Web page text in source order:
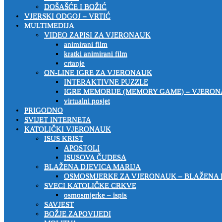
DOŠAŠĆE I BOŽIĆ
VJERSKI ODGOJ – VRTIĆ
MULTIMEDIJA
VIDEO ZAPISI ZA VJERONAUK
animirani film
kratki animirani film
crtanje
ON-LINE IGRE ZA VJERONAUK
INTERAKTIVNE PUZZLE
IGRE MEMORIJE (MEMORY GAME) –
virtualni posjet
PRIGODNO
SVIJET INTERNETA
KATOLIČKI VJERONAUK
ISUS KRIST
APOSTOLI
ISUSOVA ČUDESA
BLAŽENA DJEVICA MARIJA
OSMOSMJERKE ZA VJERONAUK – BLAŽENA
SVECI KATOLIČKE CRKVE
osmosmjerke – ispis
SAVJEST
BOŽJE ZAPOVIJEDI